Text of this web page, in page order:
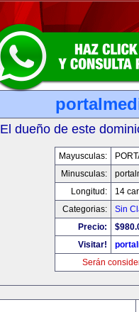
El dueño de este
Mayusculas:
Minusculas:
Longitud:
14
Categorias:
Sin
Precio:
Visitar!
Serán